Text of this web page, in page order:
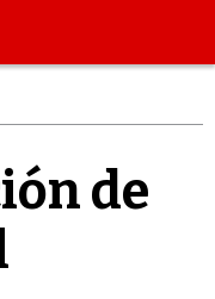
de